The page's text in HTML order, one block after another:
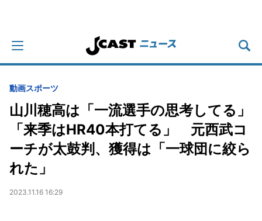
動画スポーツ
山川穂高は「一流選手の思考してる」
「来季はHR40本打てる」 元西武コ
ーチが太鼓判、獲得は「一球団に絞ら
れた」
2023.11.16 16:29